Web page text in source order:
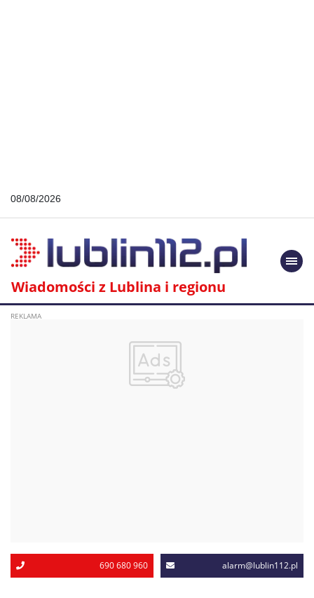
08/08/2026
Wiadomości z Lublina i regionu
690 680 960 alarm@lublin112.pl